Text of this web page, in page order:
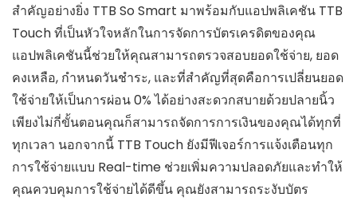
สำคัญอย่างยิ่ง TTB So Smart มาพร้อมกับแอปพลิเคชัน TTB
Touch ที่เป็นหัวใจหลักในการจัดการบัตรเครดิตของคุณ
แอปพลิเคชันนี้ช่วยให้คุณสามารถตรวจสอบยอดใช้จ่าย, ยอด
คงเหลือ, กำหนดวันชำระ, และที่สำคัญที่สุดคือการเปลี่ยนยอด
ใช้จ่ายให้เป็นการผ่อน 0% ได้อย่างสะดวกสบายด้วยปลายนิ้ว
เพียงไม่กี่ขั้นตอนคุณก็สามารถจัดการการเงินของคุณได้ทุกที่
ทุกเวลา นอกจากนี้ TTB Touch ยังมีฟีเจอร์การแจ้งเตือนทุก
การใช้จ่ายแบบ Real-time ช่วยเพิ่มความปลอดภัยและทำให้
คุณควบคุมการใช้จ่ายได้ดีขึ้น คุณยังสามารถระงับบัตร